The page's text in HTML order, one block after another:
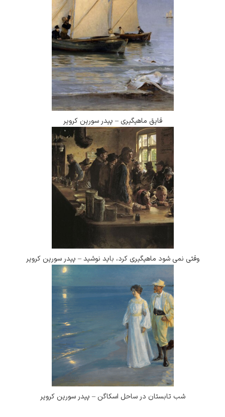
قایق ماهیگیری – پیدر سورین کرویر
وقتی نمی شود ماهیگیری کرد، باید نوشید – پیدر سورین کرویر
شب تابستان در ساحل اسکاگن – پیدر سورین کرویر